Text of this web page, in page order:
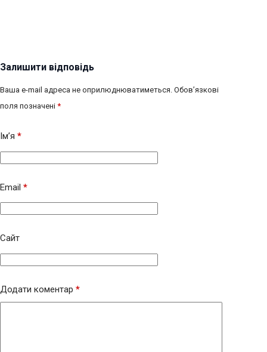
Залишити відповідь
Ваша e-mail адреса не оприлюднюватиметься. Обов’язкові
поля позначені *
Ім’я *
Email *
Сайт
Додати коментар *